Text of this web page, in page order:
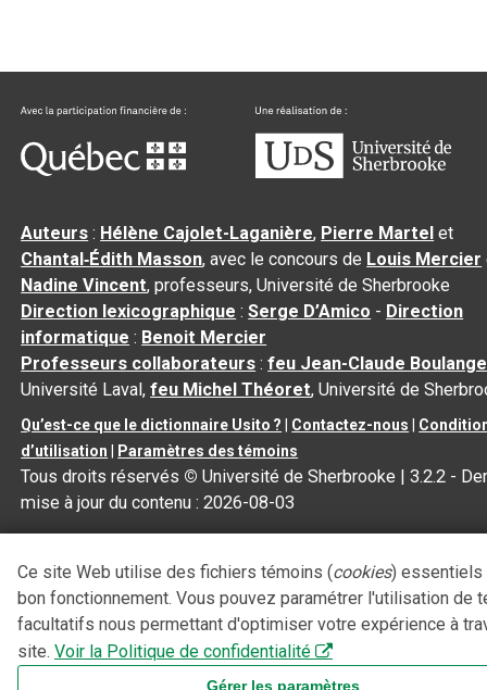
Auteurs : Hélène Cajolet-Laganière, Pierre Martel et
Chantal‑Édith Masson, avec le concours de Louis Mercier
Nadine Vincent, professeurs, Université de Sherbrooke
Direction lexicographique :Serge D’Amico - Direction
informatique : Benoit Mercier
Professeurs collaborateurs :feu Jean-Claude
Université Laval,feu Michel Théoret, Université de
Qu’est-ce que le dictionnaire Usito ? Contactez-nous
d’utilisation
Paramètres des témoins
Tous droits réservés © Université de Sherbrooke |3.2.2 -
mise à jour du contenu :2026-08-03
Ce site Web utilise des fichiers témoins (cookies) essentiels
bon fonctionnement. Vous pouvez paramétrer l'utilisation de
facultatifs nous permettant d'optimiser votre expérience à
site. Voir la Politique de confidentialité
Gérer les paramètres